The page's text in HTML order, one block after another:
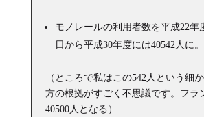
モノレールの利用者数を平成22年
日から平成30年度には40542人に。
（ところで私はこの542人という細
方の根拠がすごく不思議です。フラ
40500人となる）